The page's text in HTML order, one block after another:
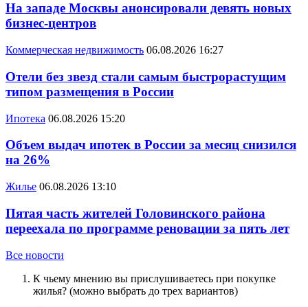
На западе Москвы анонсировали девять новых
бизнес-центров
Коммерческая недвижимость 06.08.2026 16:27
Отели без звезд стали самым быстрорастущим
типом размещения в России
Ипотека 06.08.2026 15:20
Объем выдач ипотек в России за месяц снизился
на 26%
Жилье 06.08.2026 13:10
Пятая часть жителей Головинского района
переехала по программе реновации за пять лет
Все новости
К чьему мнению вы прислушиваетесь при покупке
жилья? (можно выбрать до трех вариантов)